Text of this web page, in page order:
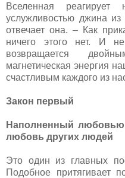
Вселенная
услужливостью джина
отвечает она. – Как
ничего этого нет. И
возвращается
магнетическая энергия
счастливым каждого из
Закон первый
Наполненный любовью
любовь других людей
Это один из главных
Подобное притягивает